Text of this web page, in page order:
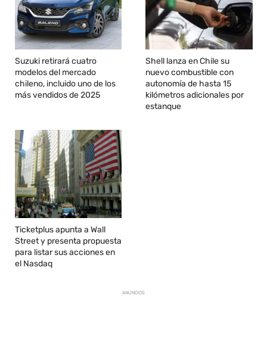
Suzuki retirará cuatro
modelos del mercado
chileno, incluido uno de los
más vendidos de 2025
Shell lanza en Chile su
nuevo combustible con
autonomía de hasta 15
kilómetros adicionales por
estanque
Ticketplus apunta a Wall
Street y presenta propuesta
para listar sus acciones en
el Nasdaq
ANUNCIOS